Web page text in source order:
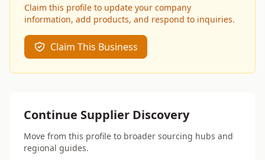
Claim this profile to update your company
information, add products, and respond to inquiries.
Claim This Business
Continue Supplier Discovery
Move from this profile to broader sourcing hubs and
regional guides.